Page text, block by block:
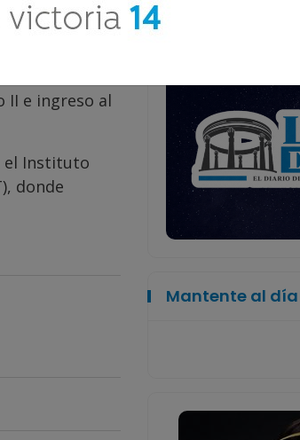
II e ingreso al
el Instituto
donde
Mantente al